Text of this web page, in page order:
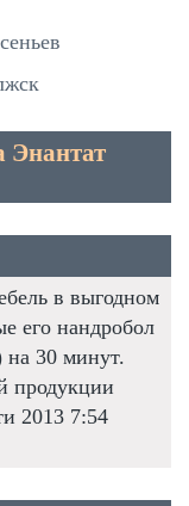
Энантат
в выгодном
его нандробол
на 30 минут.
продукции
2013 7:54